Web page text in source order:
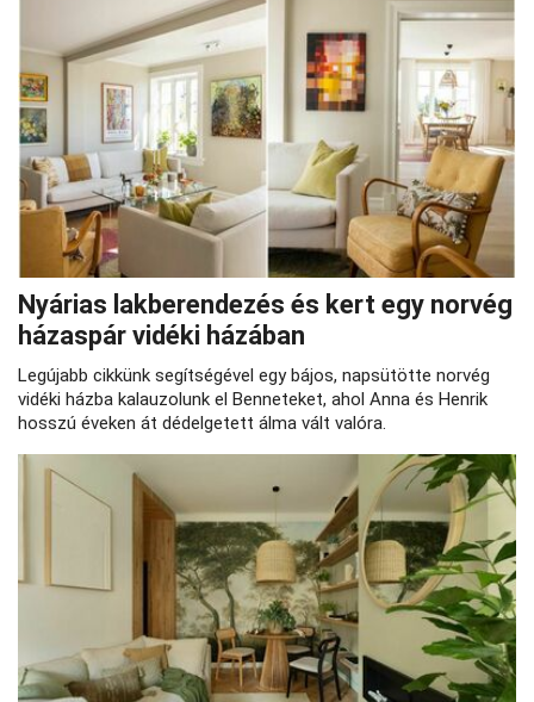
Nyárias lakberendezés és kert egy norvég
házaspár vidéki házában
Legújabb cikkünk segítségével egy bájos, napsütötte norvég
vidéki házba kalauzolunk el Benneteket, ahol Anna és Henrik
hosszú éveken át dédelgetett álma vált valóra.